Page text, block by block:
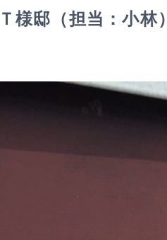
邸（担当：小林）